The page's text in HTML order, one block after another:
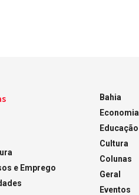
e Emprego
Bahia
Economia
Educação
Cultura
Colunas
Geral
Eventos